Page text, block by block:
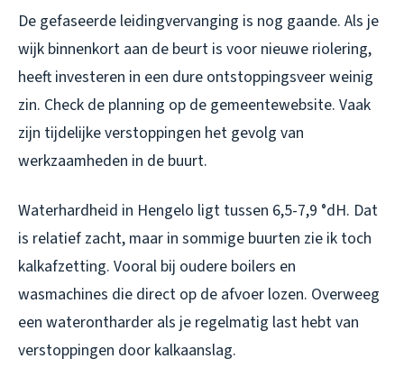
De gefaseerde leidingvervanging is nog gaande. Als je
wijk binnenkort aan de beurt is voor nieuwe riolering,
heeft investeren in een dure ontstoppingsveer weinig
zin. Check de planning op de gemeentewebsite. Vaak
zijn tijdelijke verstoppingen het gevolg van
werkzaamheden in de buurt.
Waterhardheid in Hengelo ligt tussen 6,5-7,9 °dH. Dat
is relatief zacht, maar in sommige buurten zie ik toch
kalkafzetting. Vooral bij oudere boilers en
wasmachines die direct op de afvoer lozen. Overweeg
een waterontharder als je regelmatig last hebt van
verstoppingen door kalkaanslag.